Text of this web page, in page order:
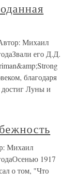
Михаил
его Д.Д.
благодаря
достиг Луны и
Михаил
1917
о том, "Что